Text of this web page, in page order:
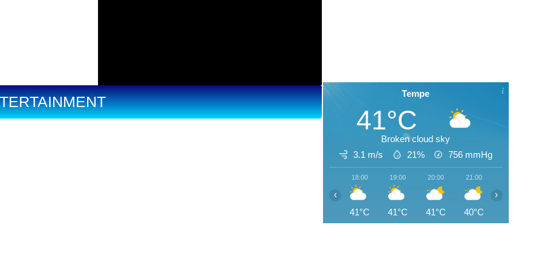
Tempe
41°C
Broken cloud sky
3.1 m/s
21% 756 mmHg
18:00
41°C
19:00
41°C
20:00
41°C
21:00
40°C
‹ ›